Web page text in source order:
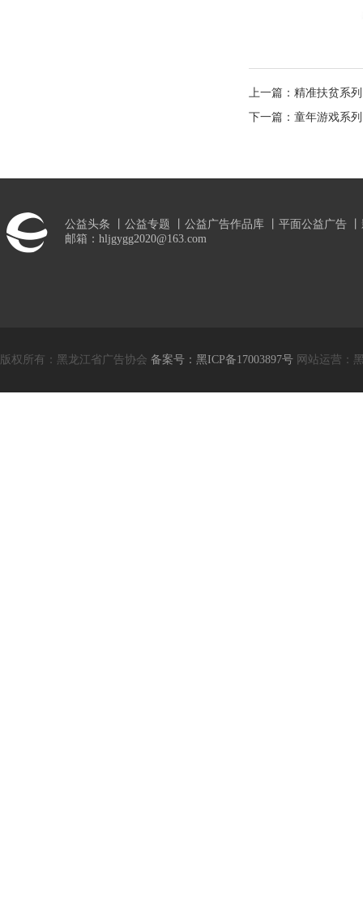
上一篇： 精准扶贫系列
下一篇： 童年游戏系列
公益头条 公益专题 公益广告作品库 平面公益广告
邮箱：hljgygg2020@163.com
版权所有：黑龙江省广告协会 备案号：黑ICP备17003897号 网站运营：